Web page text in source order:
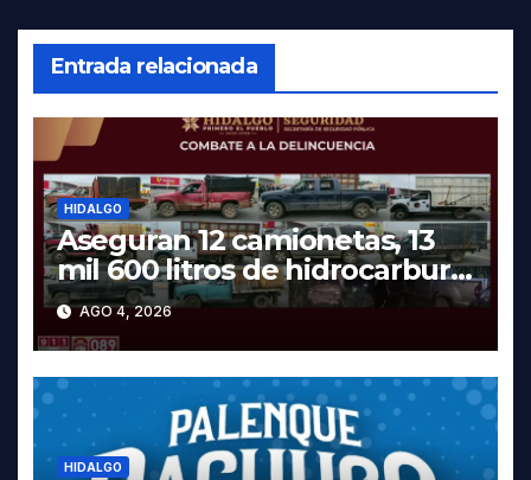
Entrada relacionada
HIDALGO
Aseguran 12 camionetas, 13
mil 600 litros de hidrocarburo
y dos vehículos robados en
Tula
AGO 4, 2026
HIDALGO